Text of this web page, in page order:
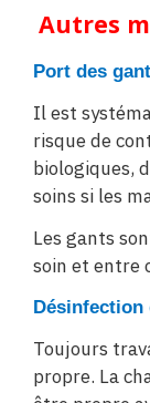
Autres
Port des
Il est
risque de
biologiques,
soins si les
Les gants
soin et entre
Désinfection
Toujours
propre. La